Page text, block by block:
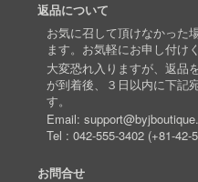
返品について
お気に召して頂けなかった
ます。お気軽にお申し付け
大変恐れ入りますが、返品
が到着後、３日以内に下記
す。
Email:
Tel : 042-555-3402(+81-42-
お問合せ